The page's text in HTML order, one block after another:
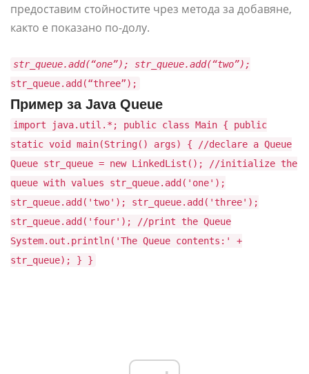
предоставим стойностите чрез метода за добавяне,
както е показано по-долу.
str_queue.add(“one”);
str_queue.add(“two”);
str_queue.add(“three”);
Пример за Java Queue
import java.util.*; public class Main { public
static void main(String() args) { //declare a Queue
Queue str_queue = new LinkedList(); //initialize the
queue with values str_queue.add('one');
str_queue.add('two'); str_queue.add('three');
str_queue.add('four'); //print the Queue
System.out.println('The Queue contents:' +
str_queue); } }